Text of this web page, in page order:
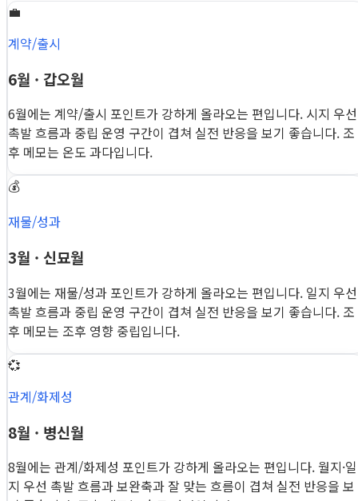
💼
계약/출시
6월 · 갑오월
6월에는 계약/출시 포인트가 강하게 올라오는 편입니다. 시지 우선
촉발 흐름과 중립 운영 구간이 겹쳐 실전 반응을 보기 좋습니다. 조
후 메모는 온도 과다입니다.
💰
재물/성과
3월 · 신묘월
3월에는 재물/성과 포인트가 강하게 올라오는 편입니다. 일지 우선
촉발 흐름과 중립 운영 구간이 겹쳐 실전 반응을 보기 좋습니다. 조
후 메모는 조후 영향 중립입니다.
💞
관계/화제성
8월 · 병신월
8월에는 관계/화제성 포인트가 강하게 올라오는 편입니다. 월지·일
지 우선 촉발 흐름과 보완축과 잘 맞는 흐름이 겹쳐 실전 반응을 보